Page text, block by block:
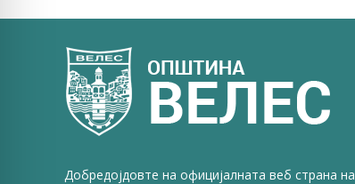
Добредојдовте на официјалната веб страна на